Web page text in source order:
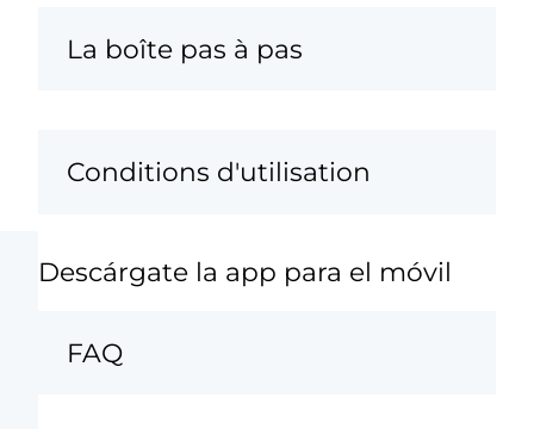
La boîte pas à pas
Conditions d'utilisation
Descárgate la app para el móvil
FAQ